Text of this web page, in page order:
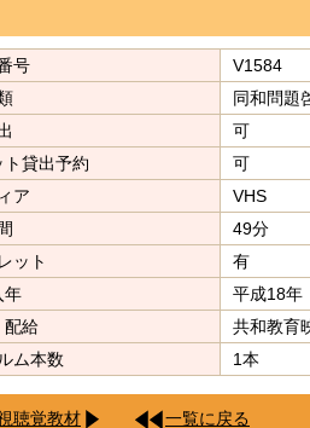
号
V1584
同和問題
可
貸出予約
可
ア
VHS
49分
ット
有
年
平成18年
配給
共和教育
ム本数
1本
聴覚教材 一覧に戻る